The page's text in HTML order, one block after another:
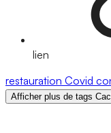
lien
restauration Covid
Afficher plus de tags